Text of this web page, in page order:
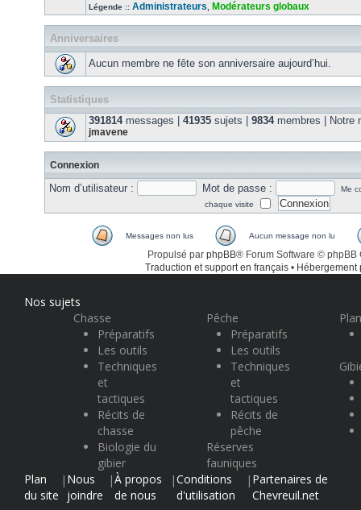
Légende :: Administrateurs Modérateurs globaux
Anniversaires
Aucun membre ne fête son anniversaire aujourd’hui.
Statistiques
391814messages | 41935 sujets | 9834membres | Notre
jmavene
Connexion
Nom d’utilisateur : Mot de passe :
Me
chaque visite
Messages non lus Aucun message non lu
Propulsé par phpBB® Forum Software © phpBB
Traduction et support en français • Hébergement
Nos sujets
Chasse
Préparatifs
Les outils
Techniques
et
tactiques
Récits de
chasse
Biologie du
gibier
Pêche
Préparatifs
Les outils
Techniques
et
tactiques
Récits de
pêche
Réserves
fauniques
Plan
du site
| Nous
joindre
|À propos
de nous
|Conditions
d'utilisation
| Partenaires de
Chevreuil.net